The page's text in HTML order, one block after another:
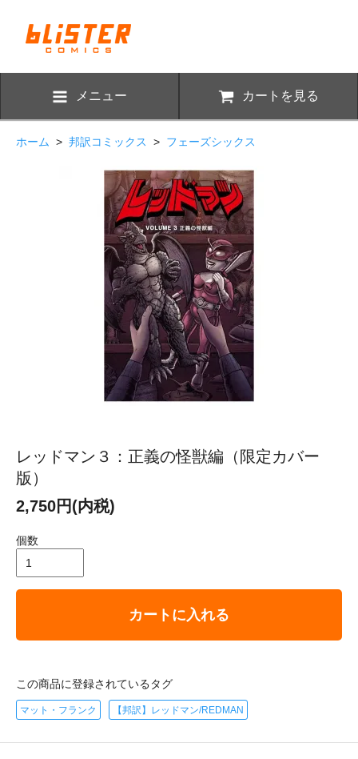
メニュー カートを見る
ホーム > 邦訳コミックス > フェーズシックス
レッドマン３：正義の怪獣編（限定カバー
版）
2,750円(内税)
個数
カートに入れる
この商品に登録されているタグ
マット・フランク 【邦訳】レッドマン/REDMAN